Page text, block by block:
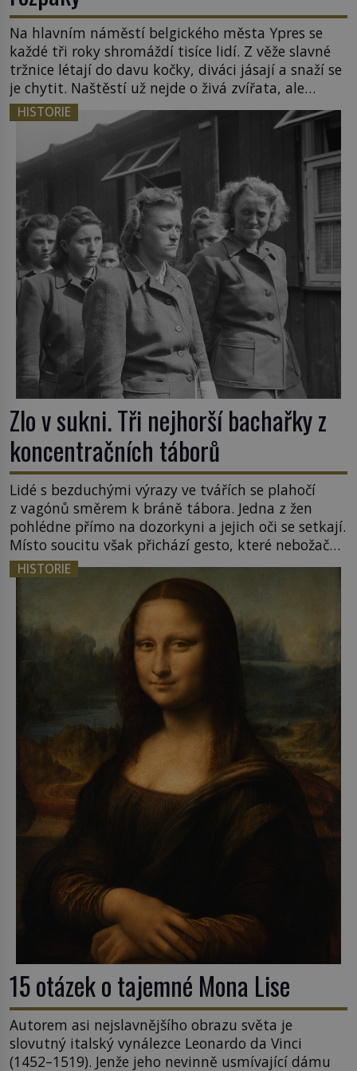
Na hlavním náměstí belgického města Ypres se
každé tři roky shromáždí tisíce lidí. Z věže slavné
tržnice létají do davu kočky, diváci jásají a snaží se
je chytit. Naštěstí už nejde o živá zvířata, ale
jenom o plyšové suvenýry. Kdysi to ale bylo jinak.
Tato veselá podívaná připomíná jeden z
nejpodivnějších a zároveň nejkrutějších zvyků […]
HISTORIE
Zlo v sukni. Tři nejhorší bachařky z
koncentračních táborů
Lidé s bezduchými výrazy ve tvářích se plahočí
z vagónů směrem k bráně tábora. Jedna z žen
pohlédne přímo na dozorkyni a jejich oči se setkají.
Místo soucitu však přichází gesto, které nebožačku
posílá rovnou do plynové komory. Jména jako
Rudolf Höss (1901–1947), Josef Mengele (1911–
1979) či Heinrich Himmler (1900–1945) zná každý,
o koho se historie jen otřela. Jenže […]
HISTORIE
15 otázek o tajemné Mona Lise
Autorem asi nejslavnějšího obrazu světa je
slovutný italský vynálezce Leonardo da Vinci
(1452–1519). Jenže jeho nevinně usmívající dámu